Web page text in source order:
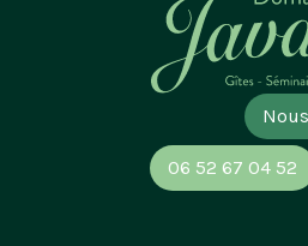
06 52 67 04 52